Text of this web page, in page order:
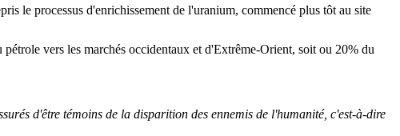
le processus d'enrichissement de l'uranium, commencé plus tôt au site
vers les marchés occidentaux et d'Extrême-Orient, soit ou 20% du
d'être témoins de la disparition des ennemis de l'humanité, c'est-à-dire